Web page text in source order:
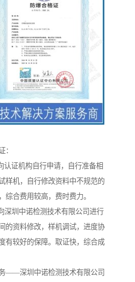
：
认证机构自行申请，自行准备相
样机，自行修改资料中不规范的
综合费用较高，费时费力。
深圳中诺检测技术有限公司进行
的资料修改，样机调试，进度协
有较好的保障。取证快，综合成
——深圳中诺检测技术有限公司